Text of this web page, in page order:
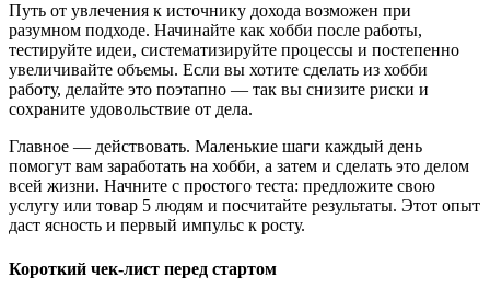
Путь от увлечения к источнику дохода возможен при
разумном подходе. Начинайте как хобби после работы,
тестируйте идеи, систематизируйте процессы и постепенно
увеличивайте объемы. Если вы хотите сделать из хобби
работу, делайте это поэтапно — так вы снизите риски и
сохраните удовольствие от дела.
Главное — действовать. Маленькие шаги каждый день
помогут вам заработать на хобби, а затем и сделать это делом
всей жизни. Начните с простого теста: предложите свою
услугу или товар 5 людям и посчитайте результаты. Этот опыт
даст ясность и первый импульс к росту.
Короткий чек-лист перед стартом